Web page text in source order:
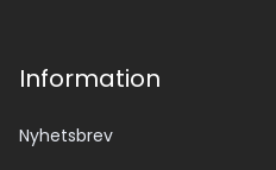
Information
Nyhetsbrev